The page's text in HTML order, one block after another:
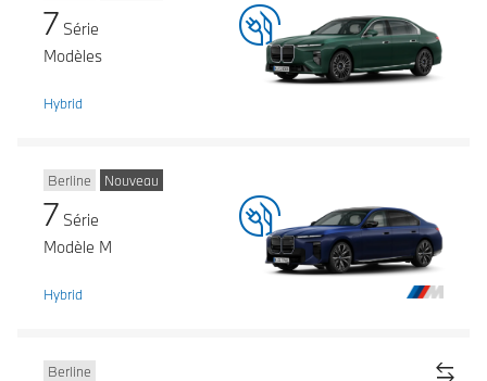
7 Série
Modèles
Hybrid
Berline Nouveau
7 Série
Modèle M
Hybrid
Berline